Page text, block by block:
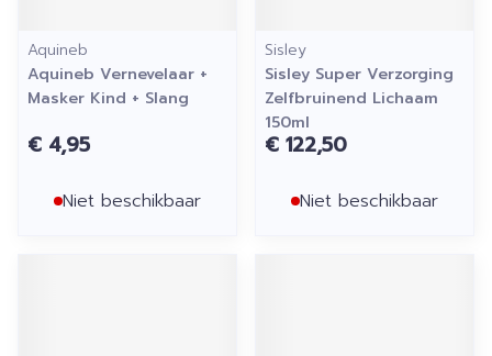
Aquineb
Aquineb Vernevelaar +
Masker Kind + Slang
€ 4,95
Niet beschikbaar
Sisley
Sisley Super Verzorging
Zelfbruinend Lichaam
150ml
€ 122,50
Niet beschikbaar